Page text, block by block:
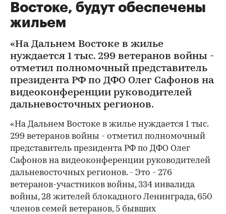
Востоке, будут обеспечены
жильем
«На Дальнем Востоке в жилье
нуждается 1 тыс. 299 ветеранов войны -
отметил полномочный представитель
президента РФ по ДФО Олег Сафонов на
видеоконференции руководителей
дальневосточных регионов.
«На Дальнем Востоке в жилье нуждается 1 тыс.
299 ветеранов войны - отметил полномочный
представитель президента РФ по ДФО Олег
Сафонов на видеоконференции руководителей
дальневосточных регионов. - Это - 276
ветеранов-участников войны, 334 инвалида
войны, 28 жителей блокадного Ленинграда, 650
членов семей ветеранов, 5 бывших